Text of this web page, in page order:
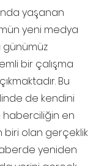
yaşanan
yeni medya
günümüz
bir çalışma
Bu
de kendini
en
biri olan gerçeklik
yeniden